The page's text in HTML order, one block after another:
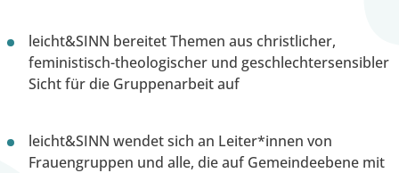
leicht&SINN bereitet Themen aus christlicher,
feministisch-theologischer und geschlechtersensibler
Sicht für die Gruppenarbeit auf
leicht&SINN wendet sich an Leiter*innen von
Frauengruppen und alle, die auf Gemeindeebene mit